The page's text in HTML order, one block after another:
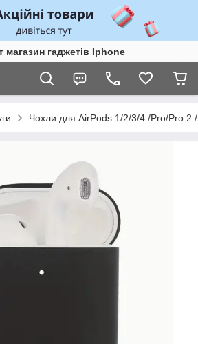
магазин гаджетів Iphone
Чохли для AirPods 1/2/3/4 /Pro/Pro 2